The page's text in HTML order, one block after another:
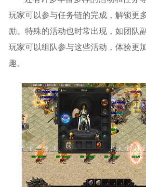
玩家可以参与任务链的完成，解锁更
励。特殊的活动也时常出现，如团队
玩家可以组队参与这些活动，体验更
趣。